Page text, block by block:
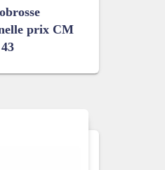
prix CM
43